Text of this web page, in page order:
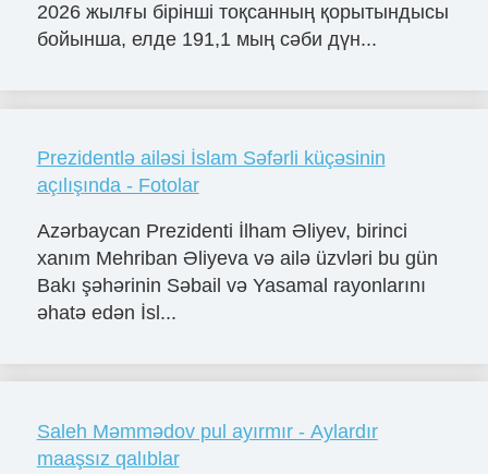
2026 жылғы бірінші тоқсанның қорытындысы
бойынша, елде 191,1 мың сәби дүн...
Prezidentlə ailəsi İslam Səfərli küçəsinin
açılışında - Fotolar
Azərbaycan Prezidenti İlham Əliyev, birinci
xanım Mehriban Əliyeva və ailə üzvləri bu gün
Bakı şəhərinin Səbail və Yasamal rayonlarını
əhatə edən İsl...
Saleh Məmmədov pul ayırmır - Aylardır
maaşsız qalıblar